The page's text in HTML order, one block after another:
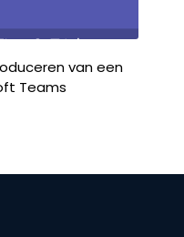
van een
Teams